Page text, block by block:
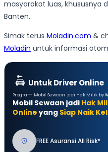
masyarakat luas, khususnya
Banten.
Simak terus Moladin.com &
Moladin untuk informasi
Untuk Driver Online
Program Mobil Sewaan jadi Hak Milik by
Mobil Sewaan jadi Hak
Online yang Siap Naik
FREE Asuransi All Risk*